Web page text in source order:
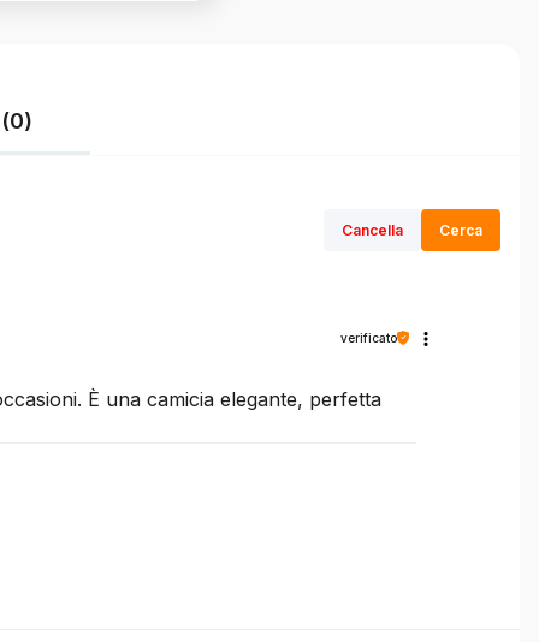
Cancella Cerca
verificato
È una camicia elegante, perfetta